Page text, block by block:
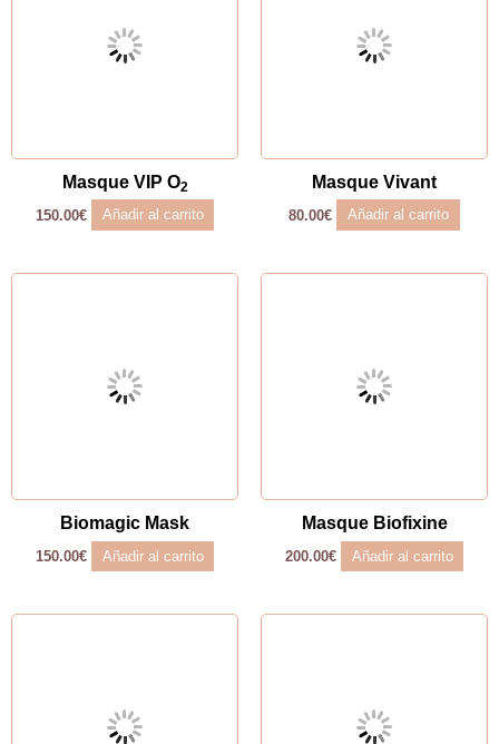
Masque VIP O2
150.00€ Añadir al carrito
Masque Vivant
80.00€ Añadir al carrito
Biomagic Mask
150.00€ Añadir al carrito
Masque Biofixine
200.00€ Añadir al carrito